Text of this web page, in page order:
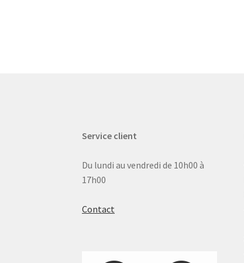
Service client
Du lundi au vendredi de 10h00 à
17h00
Contact